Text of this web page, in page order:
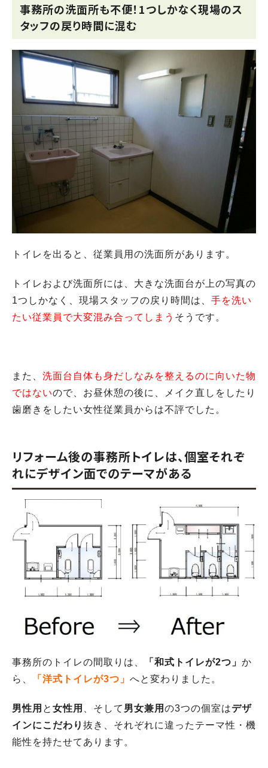
事務所の洗面所も不便！1つしかなく現場のス
タッフの戻り時間に混む
トイレを出ると、従業員用の洗面所があります。
トイレおよび洗面所には、大きな洗面台が上の写真の
1つしかなく、現場スタッフの戻り時間は、 手を洗い
たい従業員で大変混み合ってしまう そうです。
また、 洗面台自体も身だしなみを整えるのに向いた物
ではないので、お昼休憩の後に、メイク直しをしたり
歯磨きをしたい女性従業員からは不評でした。
リフォーム後の事務所トイレは、個室それぞ
れにデザイン面でのテーマがある
事務所のトイレの間取りは、 「和式トイレが2つ」 か
ら、
「洋式トイレが3つ」 へと変わりました。
男性用 と 女性用 、そして 男女兼用 の3つの個室はデザ
インにこだわり 抜き、それぞれに違ったテーマ性・機
能性を持たせてあります。